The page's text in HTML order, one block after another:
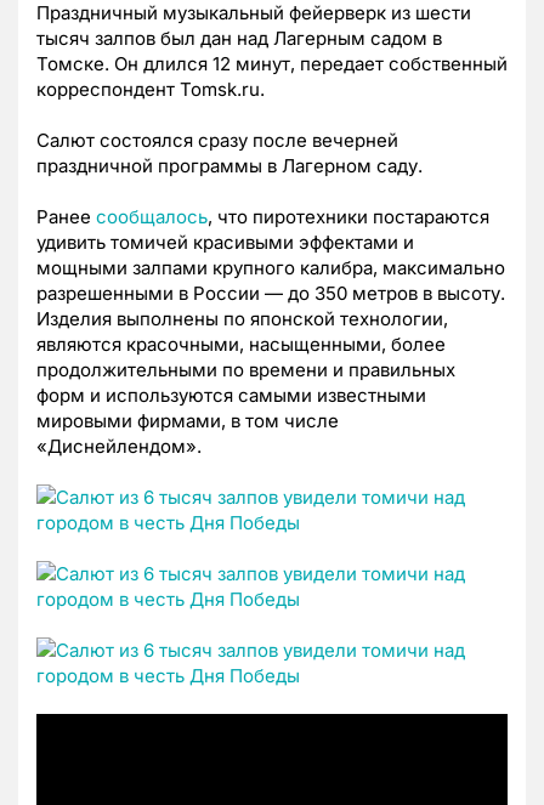
Праздничный музыкальный фейерверк из шести
тысяч залпов был дан над Лагерным садом в
Томске. Он длился 12 минут, передает собственный
корреспондент Tomsk.ru.
Салют состоялся сразу после вечерней
праздничной программы в Лагерном саду.
Ранее сообщалось, что пиротехники постараются
удивить томичей красивыми эффектами и
мощными залпами крупного калибра, максимально
разрешенными в России — до 350 метров в высоту.
Изделия выполнены по японской технологии,
являются красочными, насыщенными, более
продолжительными по времени и правильных
форм и используются самыми известными
мировыми фирмами, в том числе
«Диснейлендом».